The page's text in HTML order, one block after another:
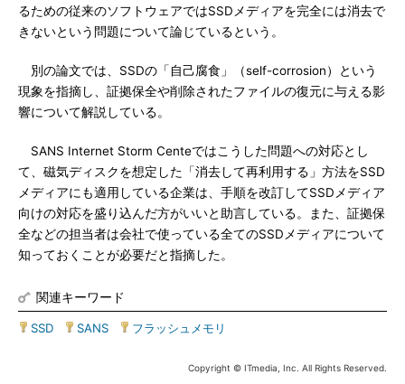
るための従来のソフトウェアではSSDメディアを完全には消去で
きないという問題について論じているという。
別の論文では、SSDの「自己腐食」（self-corrosion）という
現象を指摘し、証拠保全や削除されたファイルの復元に与える影
響について解説している。
SANS Internet Storm Centeではこうした問題への対応とし
て、磁気ディスクを想定した「消去して再利用する」方法をSSD
メディアにも適用している企業は、手順を改訂してSSDメディア
向けの対応を盛り込んだ方がいいと助言している。また、証拠保
全などの担当者は会社で使っている全てのSSDメディアについて
知っておくことが必要だと指摘した。
関連キーワード
SSD SANS フラッシュメモリ
Copyright © ITmedia, Inc. All Rights Reserved.